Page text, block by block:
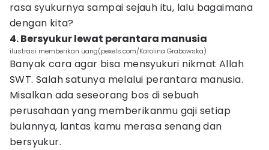
rasa syukurnya sampai sejauh itu, lalu bagaimana
dengan kita?
4. Bersyukur lewat perantara manusia
ilustrasi memberikan uang(pexels.com/Karolina Grabowska)
Banyak cara agar bisa mensyukuri nikmat Allah
SWT. Salah satunya melalui perantara manusia.
Misalkan ada seseorang bos di sebuah
perusahaan yang memberikanmu gaji setiap
bulannya, lantas kamu merasa senang dan
bersyukur.